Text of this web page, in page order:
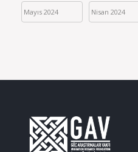
Mayıs 2024 Nisan 2024